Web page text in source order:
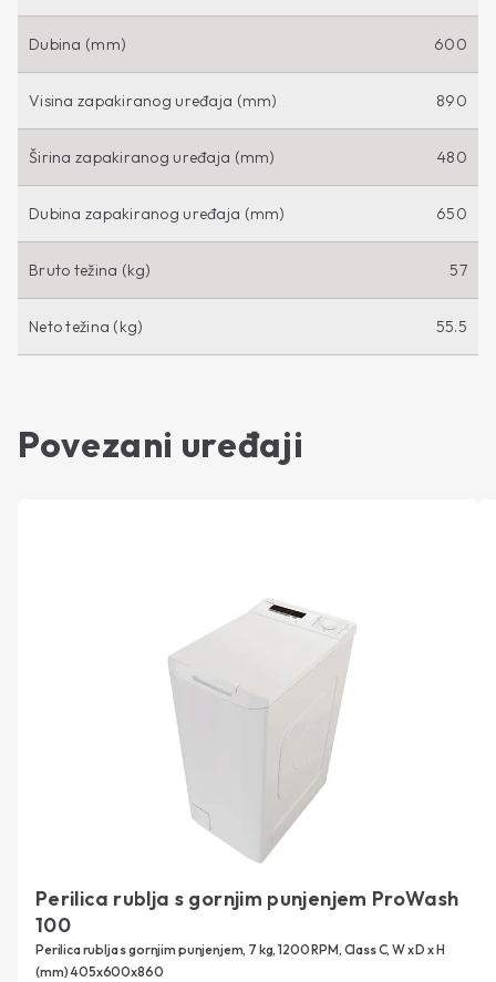
Dubina (mm) 600
Visina zapakiranog uređaja (mm) 890
Širina zapakiranog uređaja (mm) 480
Dubina zapakiranog uređaja (mm) 650
Bruto težina (kg) 57
Neto težina (kg) 55.5
Povezani uređaji
Perilica rublja s gornjim punjenjem ProWash
100
Perilica rublja s gornjim punjenjem, 7 kg, 1200 RPM, Class C, W x D x H
(mm) 405x600x860